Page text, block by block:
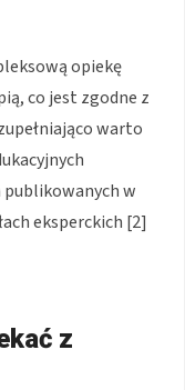
opiekę
co jest zgodne z
warto
w
eksperckich [2]
z